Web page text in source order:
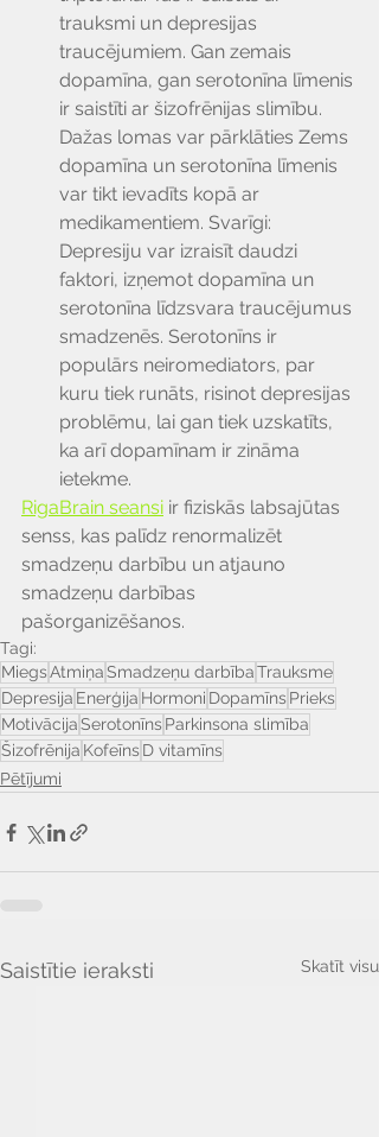
trauksmi un depresijas
traucējumiem. Gan zemais
dopamīna, gan serotonīna līmenis
ir saistīti ar šizofrēnijas slimību.
Dažas lomas var pārklāties Zems
dopamīna un serotonīna līmenis
var tikt ievadīts kopā ar
medikamentiem. Svarīgi:
Depresiju var izraisīt daudzi
faktori, izņemot dopamīna un
serotonīna līdzsvara traucējumus
smadzenēs. Serotonīns ir
populārs neiromediators, par
kuru tiek runāts, risinot depresijas
problēmu, lai gan tiek uzskatīts,
ka arī dopamīnam ir zināma
ietekme.
RigaBrain seansi ir fiziskās labsajūtas
senss, kas palīdz renormalizēt
smadzeņu darbību un atjauno
smadzeņu darbības
pašorganizēšanos.
Tagi:
MiegsAtmiņaSmadzeņu darbībaTrauksme
Depresija Enerģija Hormoni Dopamīns Prieks
MotivācijaSerotonīns Parkinsona slimība
Šizofrēnija Kofeīns D vitamīns
Pētījumi
Saistītie ieraksti Skatīt visu